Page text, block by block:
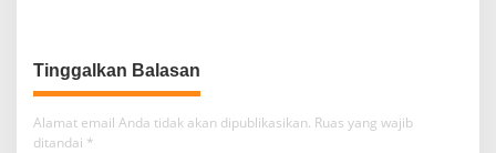
Tinggalkan Balasan
Alamat email Anda tidak akan dipublikasikan. Ruas yang wajib
ditandai *